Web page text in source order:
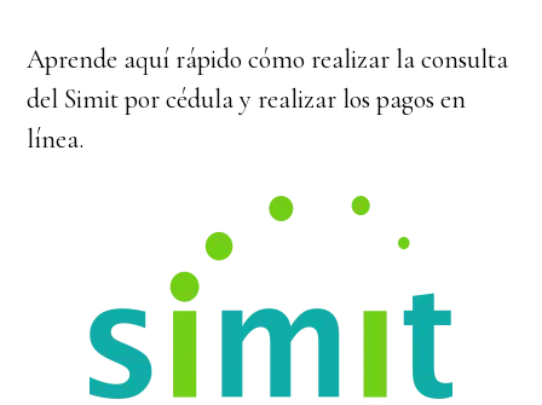
Aprende aquí rápido cómo realizar la consulta
del Simit por cédula y realizar los pagos en
línea.